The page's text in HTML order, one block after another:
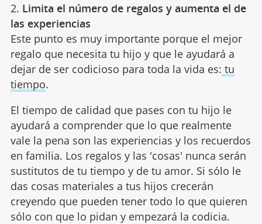
2. Limita el número de regalos y aumenta el de
las experiencias
Este punto es muy importante porque el mejor
regalo que necesita tu hijo y que le ayudará a
dejar de ser codicioso para toda la vida es: tu
tiempo.
El tiempo de calidad que pases con tu hijo le
ayudará a comprender que lo que realmente
vale la pena son las experiencias y los recuerdos
en familia. Los regalos y las 'cosas' nunca serán
sustitutos de tu tiempo y de tu amor. Si sólo le
das cosas materiales a tus hijos crecerán
creyendo que pueden tener todo lo que quieren
sólo con que lo pidan y empezará la codicia.